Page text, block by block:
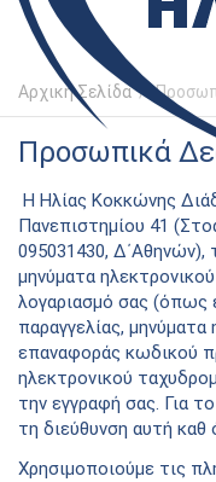
Αρχική Σελίδα /
Προσωπικά
Η Ηλίας Κοκκώνης
Πανεπιστημίου 41
095031430, Δ΄Αθηνών),
μηνύματα
λογαριασμό σας (όπως
παραγγελίας,
επαναφοράς κωδικού
ηλεκτρονικού
την εγγραφή σας. Για
τη διεύθυνση αυτή καθ
Χρησιμοποιούμε τις